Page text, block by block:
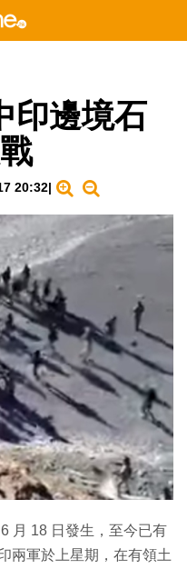
印邊境石
20:32|
月 18 日發生，至今已有
兩軍於上星期，在有領土